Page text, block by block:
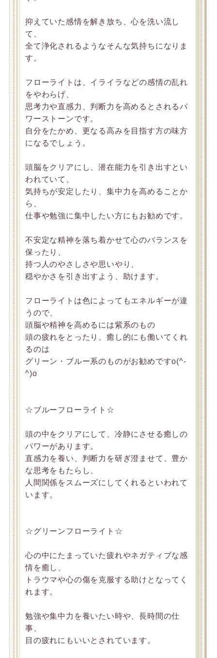
抑えていた感情を解き放ち、心を洗い流し
て、
全て浄化されるようなそんな気持ちになりま
す。
フローライトは、イライラなどの感情の乱れ
をやわらげ、
思考力や直感力、判断力を高めるとされるパ
ワーストーンです。
自分をたかめ、更なる高みを目指す方の味方
になるでしょう。
頭脳をクリアにし、潜在能力を引き出すとい
われていて、
気持ちが安定したり、集中力を高めることか
ら、
仕事や勉強に集中したい方にもお勧めです。
不安定な精神を落ち着かせて心のバランスを
保ったり、
持つ人のやさしさや思いやり、
穏やかさを引き出すよう、助けます。
フローライトは色によってもエネルギーが違
うので、
頭脳や精神を高めるには紫系のもの
頭の疲れをとったり、癒し的にも働いてくれ
るのは
グリーン・ブルー系のものがお勧めですo(^-
^)o
☆ブルーフローライト☆
頭の中をクリアにして、冷静にさせる癒しの
パワーがあります。
直感力を養い、判断力を研ぎ澄ませて、豊か
な思考をもたらし、
人間関係をスムーズにしてくれるといわれて
います。
☆グリーンフローライト☆
心の中にたまっていた疲れやネガティブな感
情を癒し、
トラウマや心の傷を克服する助けとなってく
れます。
勉強や集中力を養いたい時や、長時間の仕
事、
目の疲れにもいいとされています。